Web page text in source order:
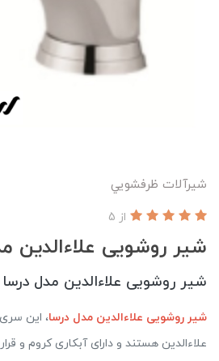
شیرآلات ظرفشويي
شیر روشویی علاءالدین
از 5
شیر روشویی علاءالدین مدل درسا
شیر روشویی علاءالدین مدل درسا، این سری
علاءالدین هستند و دارای آبکاری کروم و